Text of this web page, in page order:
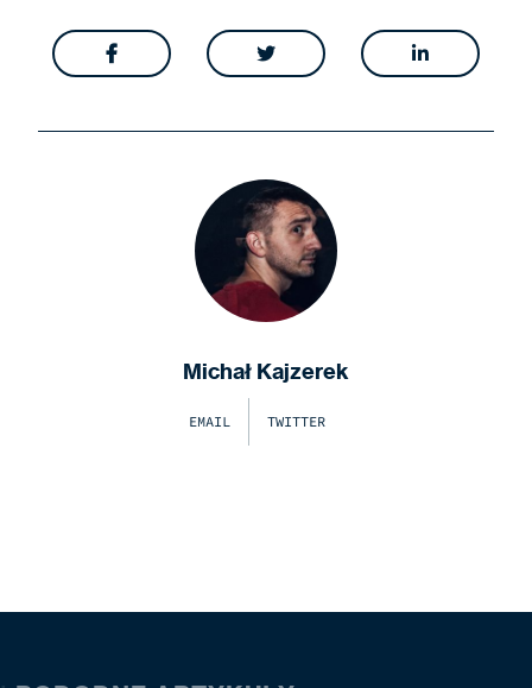
  
Michał Kajzerek
EMAIL TWITTER